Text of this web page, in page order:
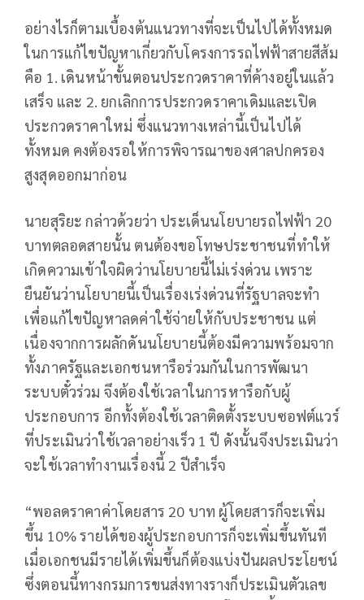
อย่างไรก็ตามเบื้องต้นแนวทางที่จะเป็นไปได้ทั้งหมด
ในการแก้ไขปัญหาเกี่ยวกับโครงการรถไฟฟ้าสายสีส้ม
คือ 1. เดินหน้าขั้นตอนประกวดราคาที่ค้างอยู่ในแล้ว
เสร็จ และ 2. ยกเลิกการประกวดราคาเดิมและเปิด
ประกวดราคาใหม่ ซึ่งแนวทางเหล่านี้เป็นไปได้
ทั้งหมด คงต้องรอให้การพิจารณาของศาลปกครอง
สูงสุดออกมาก่อน
นายสุริยะ กล่าวด้วยว่า ประเด็นนโยบายรถไฟฟ้า 20
บาทตลอดสายนั้น ตนต้องขอโทษประชาชนที่ทำให้
เกิดความเข้าใจผิดว่านโยบายนี้ไม่เร่งด่วน เพราะ
ยืนยันว่านโยบายนี้เป็นเรื่องเร่งด่วนที่รัฐบาลจะทำ
เพื่อแก้ไขปัญหาลดค่าใช้จ่ายให้กับประชาชน แต่
เนื่องจากการผลักดันนโยบายนี้ต้องมีความพร้อมจาก
ทั้งภาครัฐและเอกชนหารือร่วมกันในการพัฒนา
ระบบตั๋วร่วม จึงต้องใช้เวลาในการหารือกับผู้
ประกอบการ อีกทั้งต้องใช้เวลาติดตั้งระบบซอฟต์แวร์
ที่ประเมินว่าใช้เวลาอย่างเร็ว 1 ปี ดังนั้นจึงประเมินว่า
จะใช้เวลาทำงานเรื่องนี้ 2 ปีสำเร็จ
“พอลดราคาค่าโดยสาร 20 บาท ผู้โดยสารก็จะเพิ่ม
ขึ้น 10% รายได้ของผู้ประกอบการก็จะเพิ่มขึ้นทันที
เมื่อเอกชนมีรายได้เพิ่มขึ้นก็ต้องแบ่งปันผลประโยชน์
ซึ่งตอนนี้ทางกรมการขนส่งทางรางก็ประเมินตัวเลข